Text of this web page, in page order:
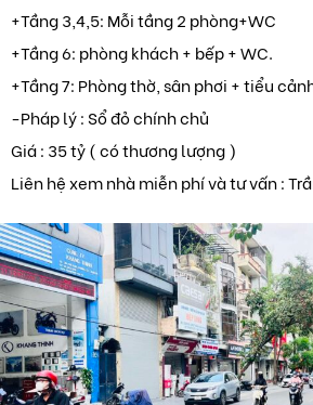
+Tầng 3,4,5: Mỗi tầng 2 phòng+WC
+Tầng 6: phòng khách + bếp + WC.
+Tầng 7: Phòng thờ, sân phơi + tiểu
-Pháp lý : Sổ đỏ chính chủ
Giá : 35 tỷ ( có thương lượng )
Liên hệ xem nhà miễn phí và tư vấn :